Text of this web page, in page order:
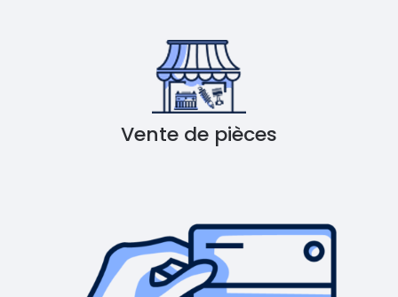
Vente de pièces